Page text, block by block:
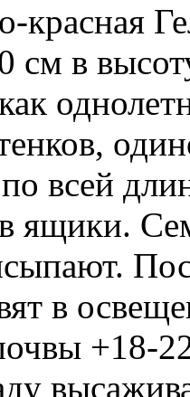
красная
см в
всей
ящики.
в
+18-